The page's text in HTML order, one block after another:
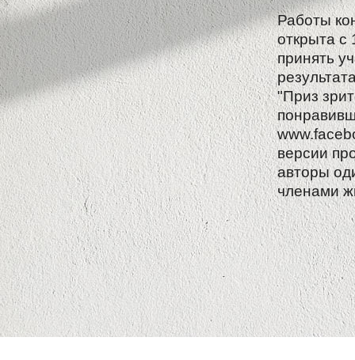
Работы
открыта с
принять
"Приз
версии
авторы
членами